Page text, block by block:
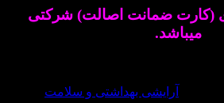
ضمانت اصالت) شرکتی
آرایشی بهداشتی و سلامت,